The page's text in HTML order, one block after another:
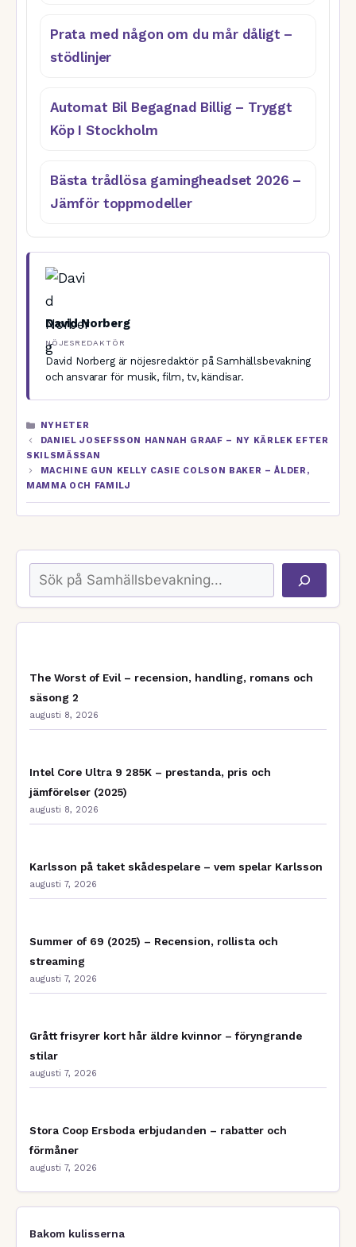
Prata med någon om du mår dåligt –
stödlinjer
Automat Bil Begagnad Billig – Tryggt
Köp I Stockholm
Bästa trådlösa gamingheadset 2026 –
Jämför toppmodeller
David Norberg
NÖJESREDAKTÖR
David Norberg är nöjesredaktör på Samhällsbevakning
och ansvarar för musik, film, tv, kändisar.
KATEGORIER
NYHETER
DANIEL JOSEFSSON HANNAH GRAAF – NY KÄRLEK EFTER
SKILSMÄSSAN
MACHINE GUN KELLY CASIE COLSON BAKER – ÅLDER,
MAMMA OCH FAMILJ
Sök
The Worst of Evil – recension, handling, romans och
säsong 2
augusti 8, 2026
Intel Core Ultra 9 285K – prestanda, pris och
jämförelser (2025)
augusti 8, 2026
Karlsson på taket skådespelare – vem spelar Karlsson
augusti 7, 2026
Summer of 69 (2025) – Recension, rollista och
streaming
augusti 7, 2026
Grått frisyrer kort hår äldre kvinnor – föryngrande
stilar
augusti 7, 2026
Stora Coop Ersboda erbjudanden – rabatter och
förmåner
augusti 7, 2026
Bakom kulisserna